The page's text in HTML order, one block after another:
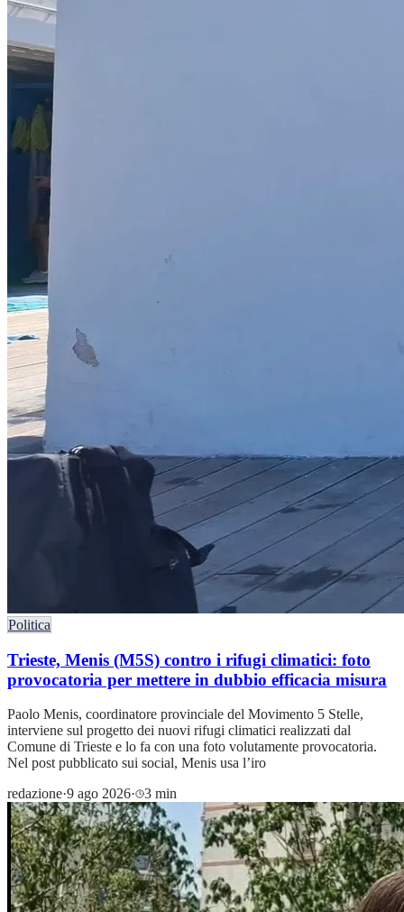
Politica
Trieste, Menis (M5S) contro i rifugi climatici: foto
provocatoria per mettere in dubbio efficacia misura
Paolo Menis, coordinatore provinciale del Movimento 5 Stelle,
interviene sul progetto dei nuovi rifugi climatici realizzati dal
Comune di Trieste e lo fa con una foto volutamente provocatoria.
Nel post pubblicato sui social, Menis usa l’iro
redazione·9 ago 2026· 3 min